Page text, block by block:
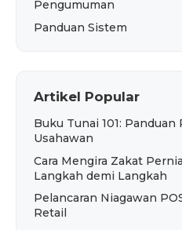
Pengumuman
Panduan Sistem
Artikel Popular
Buku Tunai 101:
Usahawan
Cara Mengira Zakat
Langkah demi Langkah
Pelancaran Niagawan
Retail